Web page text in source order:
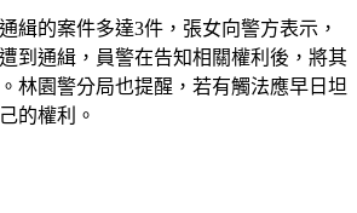
緝的案件多達3件，張女向警方表示，
到通緝，員警在告知相關權利後，將其
林園警分局也提醒，若有觸法應早日坦
的權利。